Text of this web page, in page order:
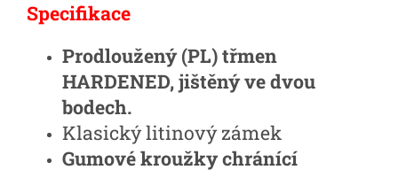
Specifikace
Prodloužený (PL) třmen
HARDENED, jištěný ve dvou
bodech.
Klasický litinový zámek
Gumové kroužky chránící